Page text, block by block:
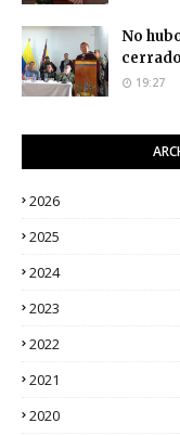
No
19:27
2026
2025
2024
2023
2022
2021
2020